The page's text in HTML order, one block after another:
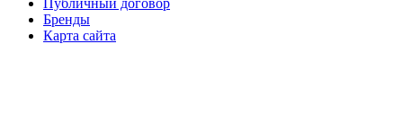
Бренды
Карта сайта